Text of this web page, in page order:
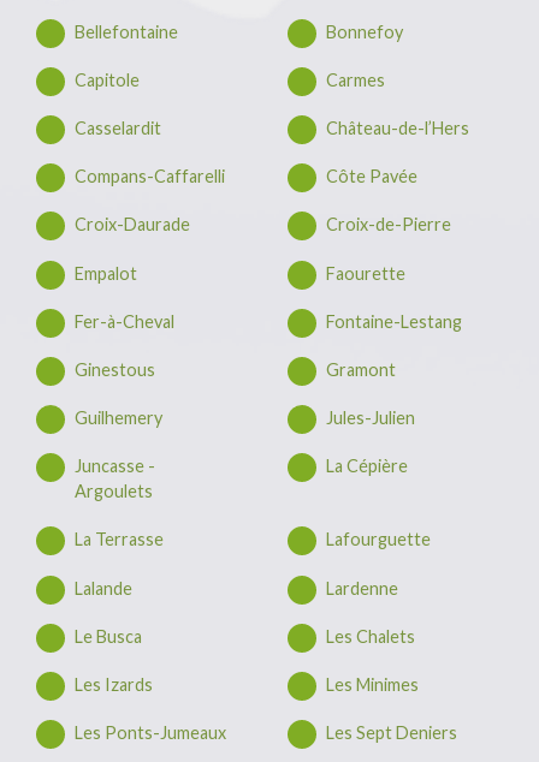
Bellefontaine Bonnefoy
Capitole Carmes
Casselardit Château-de-l’Hers
Compans-Caffarelli Côte Pavée
Croix-Daurade Croix-de-Pierre
Empalot Faourette
Fer-à-Cheval Fontaine-Lestang
Ginestous Gramont
Guilhemery Jules-Julien
Juncasse -
Argoulets
La Cépière
La Terrasse Lafourguette
Lalande Lardenne
Le Busca Les Chalets
Les Izards Les Minimes
Les Ponts-Jumeaux Les Sept Deniers